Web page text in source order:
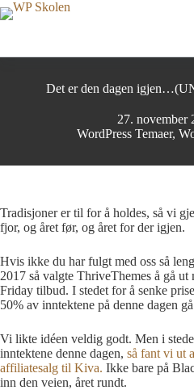
Hopp
til
Det er den dagen
27. november
WordPress Temaer,
Tradisjoner er til for å holdes, så vi
fjor, og året før, og året for der igjen.
Hvis ikke du har fulgt med oss så
2017 så valgte ThriveThemes å gå
Friday tilbud. I stedet for å senke
50% av inntektene på denne dagen
Vi likte idéen veldig godt. Men i
inntektene denne dagen, så fant vi ut
affiliatesalg til Kiva. Ikke bare på
inn den veien, året rundt.